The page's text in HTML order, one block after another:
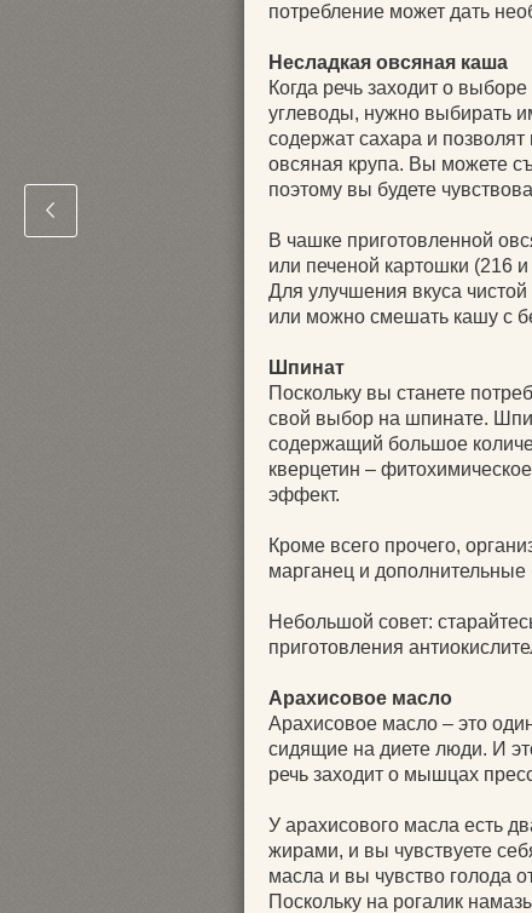
потребление может дать
Несладкая овсяная каша
Когда речь заходит о
углеводы, нужно выбирать
содержат сахара и
овсяная крупа. Вы можете
поэтому вы будете
В чашке приготовленной
или печеной картошки (216
Для улучшения вкуса
или можно смешать кашу с
Шпинат
Поскольку вы станете
свой выбор на шпинате.
содержащий большое
кверцетин –
эффект.
Кроме всего прочего,
марганец и
Небольшой совет:
приготовления
Арахисовое масло
Арахисовое масло – это
сидящие на диете люди. И
речь заходит о мышцах
У арахисового масла есть
жирами, и вы чувствуете
масла и вы чувство голода
Поскольку на рогалик